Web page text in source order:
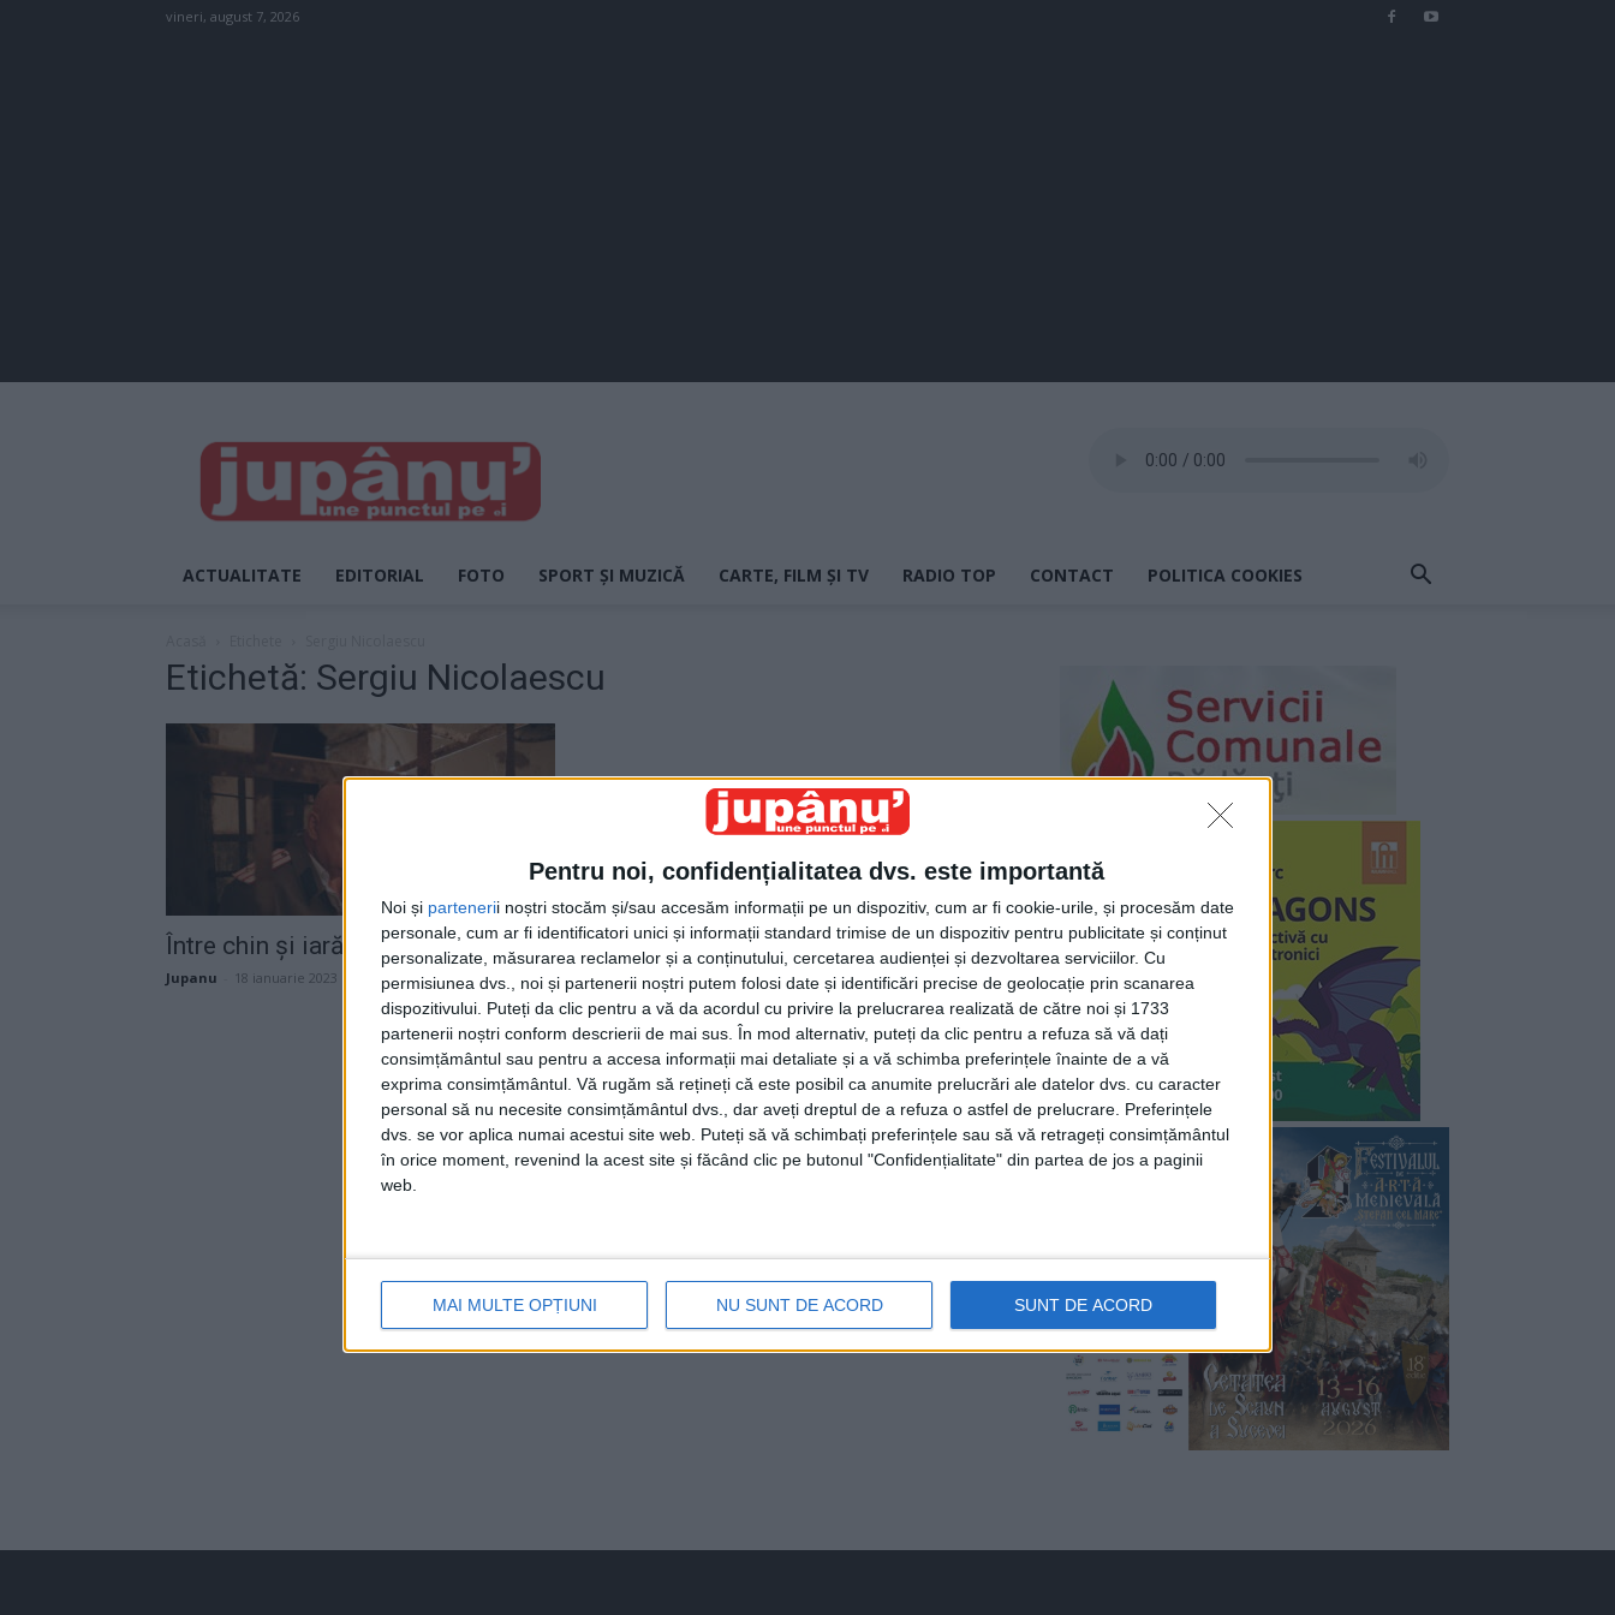
Pentru noi, confidențialitatea dvs. este importantă
Noi și partenerii noștri stocăm și/sau accesăm informații pe un dispozitiv, cum ar fi cookie-urile, și procesăm date
personale, cum ar fi identificatori unici și informații standard trimise de un dispozitiv pentru publicitate și conținut
personalizate, măsurarea reclamelor și a conținutului, cercetarea audienței și dezvoltarea serviciilor. Cu
permisiunea dvs., noi și partenerii noștri putem folosi date și identificări precise de geolocație prin scanarea
dispozitivului. Puteți da clic pentru a vă da acordul cu privire la prelucrarea realizată de către noi și 1733
partenerii noștri conform descrierii de mai sus. În mod alternativ, puteți da clic pentru a refuza să vă dați
consimțământul sau pentru a accesa informații mai detaliate și a vă schimba preferințele înainte de a vă
exprima consimțământul. Vă rugăm să rețineți că este posibil ca anumite prelucrări ale datelor dvs. cu caracter
personal să nu necesite consimțământul dvs., dar aveți dreptul de a refuza o astfel de prelucrare. Preferințele
dvs. se vor aplica numai acestui site web. Puteți să vă schimbați preferințele sau să vă retrageți consimțământul
în orice moment, revenind la acest site și făcând clic pe butonul "Confidențialitate" din partea de jos a paginii
web.
MAI MULTE OPȚIUNI NU SUNT DE ACORD SUNT DE ACORD
vineri, august 7, 2026
JUPÂNU'
ACTUALITATE EDITORIAL FOTO SPORT ȘI MUZICĂ CARTE, FILM ȘI TV RADIO TOP CONTACT POLITICA COOKIES
Etichetă: Sergiu Nicolaescu
Între chin și iarăși chin
Jupanu 18 ianuarie 2023